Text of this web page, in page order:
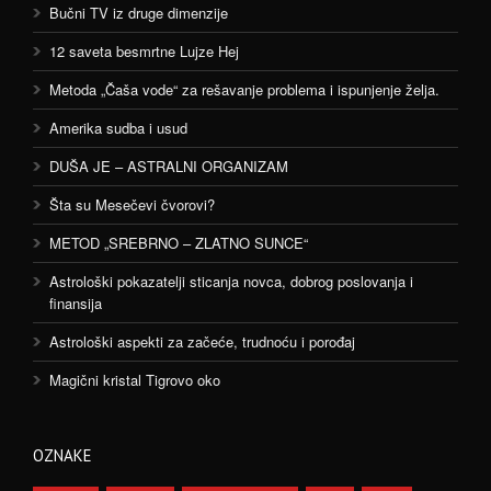
Bučni TV iz druge dimenzije
12 saveta besmrtne Lujze Hej
Metoda „Čaša vode“ za rešavanje problema i ispunjenje želja.
Amerika sudba i usud
DUŠA JE – ASTRALNI ORGANIZAM
Šta su Mesečevi čvorovi?
METOD „SREBRNO – ZLATNO SUNCE“
Astrološki pokazatelji sticanja novca, dobrog poslovanja i
finansija
Astrološki aspekti za začeće, trudnoću i porođaj
Magični kristal Tigrovo oko
OZNAKE